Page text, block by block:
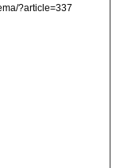
?article=337